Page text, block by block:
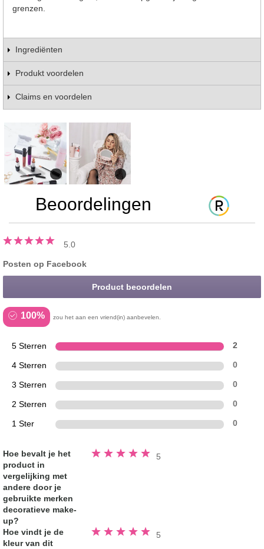
grenzen.
Ingrediënten
Produkt voordelen
Claims en voordelen
Beoordelingen
5.0
Posten op Facebook
Product beoordelen
100% zou het aan een vriend(in) aanbevelen.
5 Sterren 2
4 Sterren 0
3 Sterren 0
2 Sterren 0
1 Ster 0
Hoe bevalt je het
product in
vergelijking met
andere door je
gebruikte merken
decoratieve make-
up?
5
Beoordeeld
5.0
Hoe vindt je de
kleur van dit
5
Beoordeeld
5.0